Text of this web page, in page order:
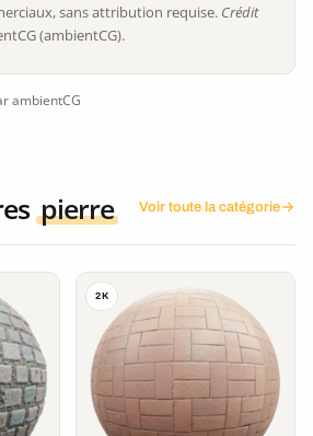
sans attribution requise. Crédit
(ambientCG).
ambientCG
pierre Voir toute la catégorie
2K